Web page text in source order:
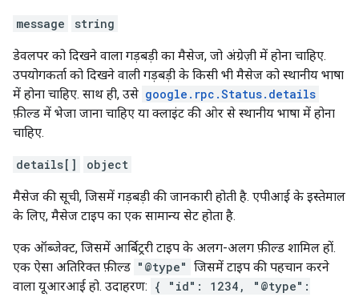
message string
डेवलपर को दिखने वाला गड़बड़ी का मैसेज, जो अंग्रेज़ी में होना चाहिए.
उपयोगकर्ता को दिखने वाली गड़बड़ी के किसी भी मैसेज को स्थानीय भाषा
में होना चाहिए. साथ ही, उसे google.rpc.Status.details
फ़ील्ड में भेजा जाना चाहिए या क्लाइंट की ओर से स्थानीय भाषा में होना
चाहिए.
details[] object
मैसेज की सूची, जिसमें गड़बड़ी की जानकारी होती है. एपीआई के इस्तेमाल
के लिए, मैसेज टाइप का एक सामान्य सेट होता है.
एक ऑब्जेक्ट, जिसमें आर्बिट्ररी टाइप के अलग-अलग फ़ील्ड शामिल हों.
एक ऐसा अतिरिक्त फ़ील्ड "@type" जिसमें टाइप की पहचान करने
वाला यूआरआई हो. उदाहरण: { "id": 1234, "@type":